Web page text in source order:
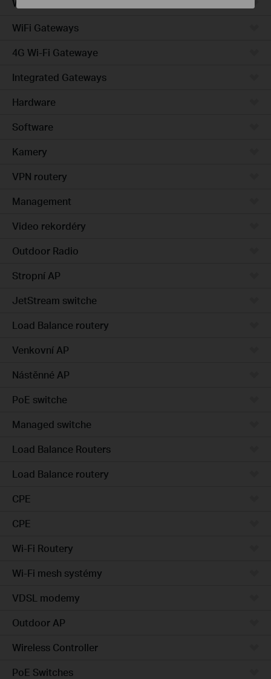
Wired Gateways
WiFi Gateways
4G Wi-Fi Gatewaye
Integrated Gateways
Hardware
Software
Kamery
VPN routery
Management
Video rekordéry
Outdoor Radio
Stropní AP
JetStream switche
Load Balance routery
Venkovní AP
Nástěnné AP
PoE switche
Managed switche
Load Balance Routers
Load Balance routery
CPE
CPE
Wi-Fi Routery
Wi-Fi mesh systémy
VDSL modemy
Outdoor AP
Wireless Controller
PoE Switches